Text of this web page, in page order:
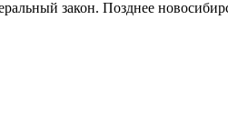
закон. Позднее